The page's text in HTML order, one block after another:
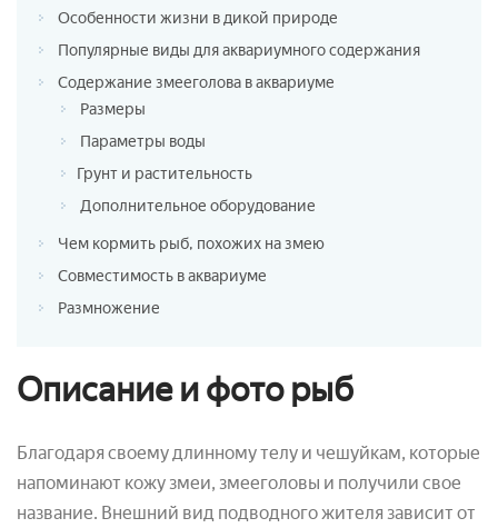
Особенности жизни в дикой природе
Популярные виды для аквариумного содержания
Содержание змееголова в аквариуме
Размеры
Параметры воды
Грунт и растительность
Дополнительное оборудование
Чем кормить рыб, похожих на змею
Совместимость в аквариуме
Размножение
Описание и фото рыб
Благодаря своему длинному телу и чешуйкам, которые
напоминают кожу змеи, змееголовы и получили свое
название. Внешний вид подводного жителя зависит от